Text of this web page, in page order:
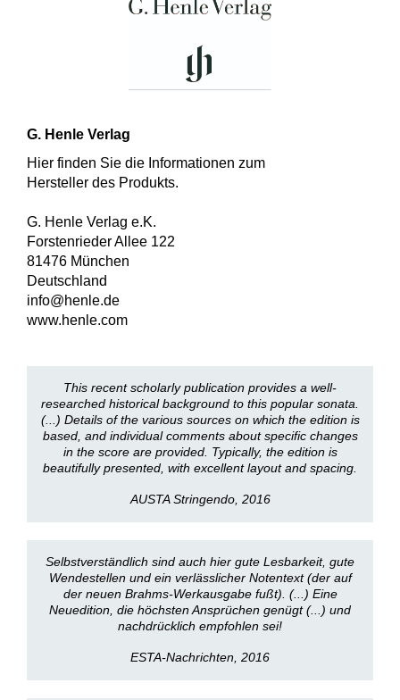
G. Henle Verlag
Hier finden Sie die Informationen zum
Hersteller des Produkts.
G. Henle Verlag e.K.
Forstenrieder Allee 122
81476 München
Deutschland
info@henle.de
www.henle.com
This recent scholarly publication provides a well-
researched historical background to this popular sonata.
(...) Details of the various sources on which the edition is
based, and individual comments about specific changes
in the score are provided. Typically, the edition is
beautifully presented, with excellent layout and spacing.
AUSTA Stringendo, 2016
Selbstverständlich sind auch hier gute Lesbarkeit, gute
Wendestellen und ein verlässlicher Notentext (der auf
der neuen Brahms-Werkausgabe fußt). (...) Eine
Neuedition, die höchsten Ansprüchen genügt (...) und
nachdrücklich empfohlen sei!
ESTA-Nachrichten, 2016